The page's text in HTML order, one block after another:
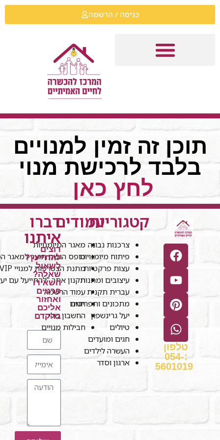
כניסה / הרשמה
תוכן זה זמין למנויים
בלבד לרכישת מנוי
לחץ כאן
טלפון
:054-
5601019
קטגוריות
צרכנות נבונה
פיתוח מיומנויות
עצות פרקטיות
עיצובים ומתנות
עברית תקנית
מתכונים ותפריטים
יעל גרינשפון
טיולים
חגים ומועדים
העשרה לילדים
ארגון וסדר
עמודים
מאגר המיומנויות
טופס הגשת תוצר למאגר
מתנת הצטרפות למנויי VIP
תקנון אתר "להתייעל עם
עמוד הרשמה
חנות
החשבון שלי
חבילות מנויים
דברו
איתנו
רוצים
להתייעץ?
לשאול
שאלה?
השאירו
פרטים
ואחזור
אליכם
בהקדם